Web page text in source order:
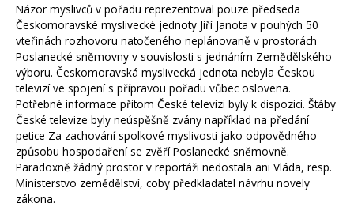
Názor myslivců v pořadu reprezentoval pouze předseda
Českomoravské myslivecké jednoty Jiří Janota v pouhých 50
vteřinách rozhovoru natočeného neplánovaně v prostorách
Poslanecké sněmovny v souvislosti s jednáním Zemědělského
výboru. Českomoravská myslivecká jednota nebyla Českou
televizí ve spojení s přípravou pořadu vůbec oslovena.
Potřebné informace přitom České televizi byly k dispozici. Štáby
České televize byly neúspěšně zvány například na předání
petice Za zachování spolkové myslivosti jako odpovědného
způsobu hospodaření se zvěří Poslanecké sněmovně.
Paradoxně žádný prostor v reportáži nedostala ani Vláda, resp.
Ministerstvo zemědělství, coby předkladatel návrhu novely
zákona.